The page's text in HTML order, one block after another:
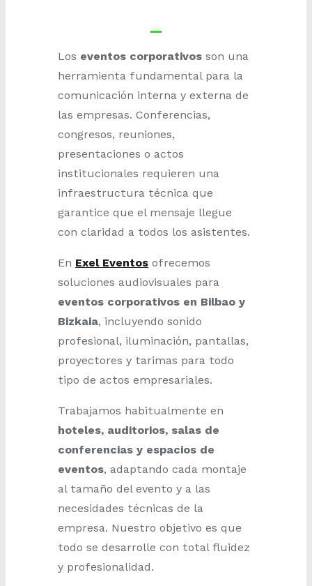
Los eventos corporativos son una
herramienta fundamental para la
comunicación interna y externa de
las empresas. Conferencias,
congresos, reuniones,
presentaciones o actos
institucionales requieren una
infraestructura técnica que
garantice que el mensaje llegue
con claridad a todos los asistentes.
En Exel Eventos ofrecemos
soluciones audiovisuales para
eventos corporativos en Bilbao y
Bizkaia, incluyendo sonido
profesional, iluminación, pantallas,
proyectores y tarimas para todo
tipo de actos empresariales.
Trabajamos habitualmente en
hoteles, auditorios, salas de
conferencias y espacios de
eventos, adaptando cada montaje
al tamaño del evento y a las
necesidades técnicas de la
empresa. Nuestro objetivo es que
todo se desarrolle con total fluidez
y profesionalidad.